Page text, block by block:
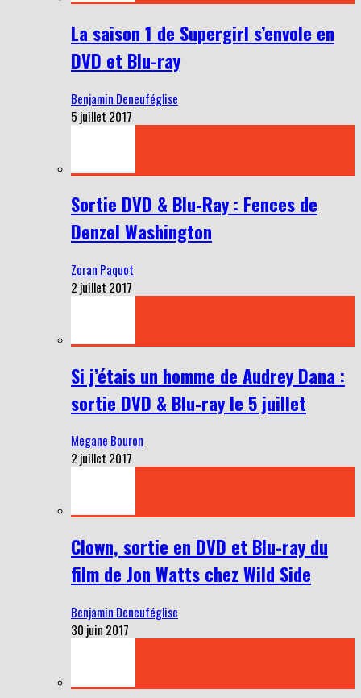
La saison 1 de Supergirl s’envole en
DVD et Blu-ray
Benjamin Deneuféglise
5 juillet 2017
Sortie DVD & Blu-Ray : Fences de
Denzel Washington
Zoran Paquot
2 juillet 2017
Si j’étais un homme de Audrey Dana :
sortie DVD & Blu-ray le 5 juillet
Megane Bouron
2 juillet 2017
Clown, sortie en DVD et Blu-ray du
film de Jon Watts chez Wild Side
Benjamin Deneuféglise
30 juin 2017